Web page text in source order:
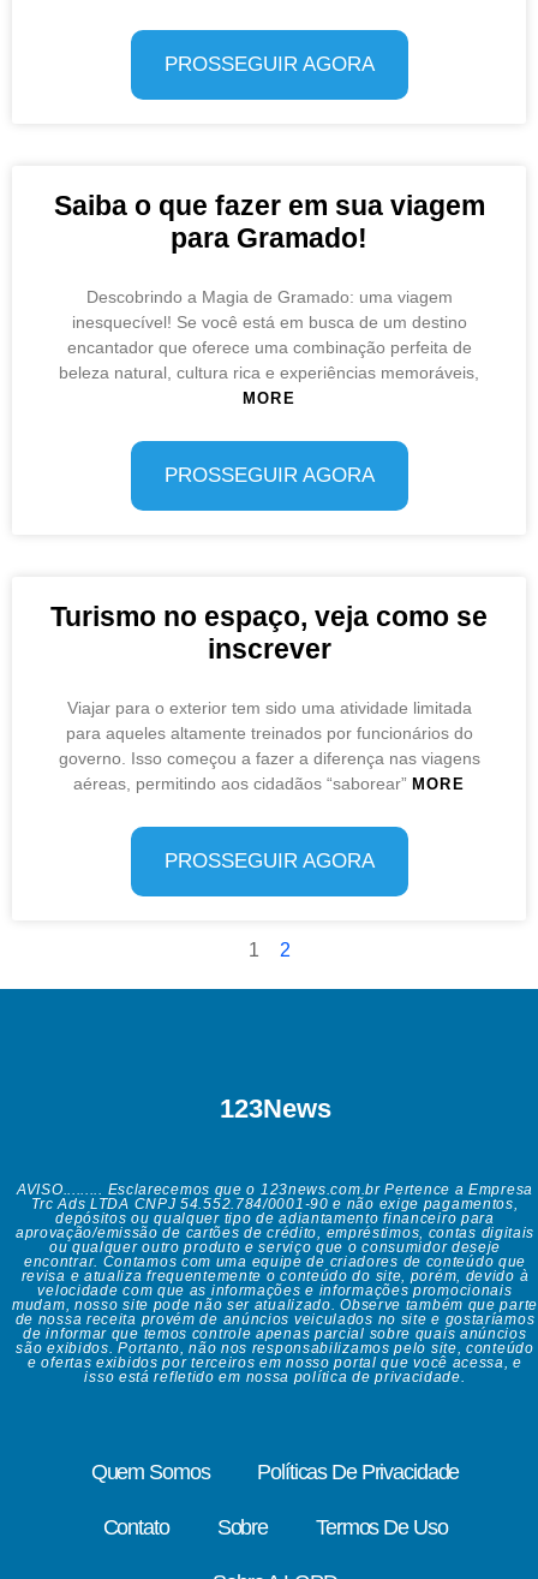
PROSSEGUIR AGORA
Saiba o que fazer em sua viagem
para Gramado!
Descobrindo a Magia de Gramado: uma viagem
inesquecível! Se você está em busca de um destino
encantador que oferece uma combinação perfeita de
beleza natural, cultura rica e experiências memoráveis,
MORE
PROSSEGUIR AGORA
Turismo no espaço, veja como se
inscrever
Viajar para o exterior tem sido uma atividade limitada
para aqueles altamente treinados por funcionários do
governo. Isso começou a fazer a diferença nas viagens
aéreas, permitindo aos cidadãos “saborear” MORE
PROSSEGUIR AGORA
1 2
123News
AVISO......... Esclarecemos que o 123news.com.br Pertence a Empresa
Trc Ads LTDA CNPJ 54.552.784/0001-90 e não exige pagamentos,
depósitos ou qualquer tipo de adiantamento financeiro para
aprovação/emissão de cartões de crédito, empréstimos, contas digitais
ou qualquer outro produto e serviço que o consumidor deseje
encontrar. Contamos com uma equipe de criadores de conteúdo que
revisa e atualiza frequentemente o conteúdo do site, porém, devido à
velocidade com que as informações e informações promocionais
mudam, nosso site pode não ser atualizado. Observe também que parte
de nossa receita provém de anúncios veiculados no site e gostaríamos
de informar que temos controle apenas parcial sobre quais anúncios
são exibidos. Portanto, não nos responsabilizamos pelo site, conteúdo
e ofertas exibidos por terceiros em nosso portal que você acessa, e
isso está refletido em nossa política de privacidade.
Quem Somos Políticas De Privacidade
Contato Sobre Termos De Uso